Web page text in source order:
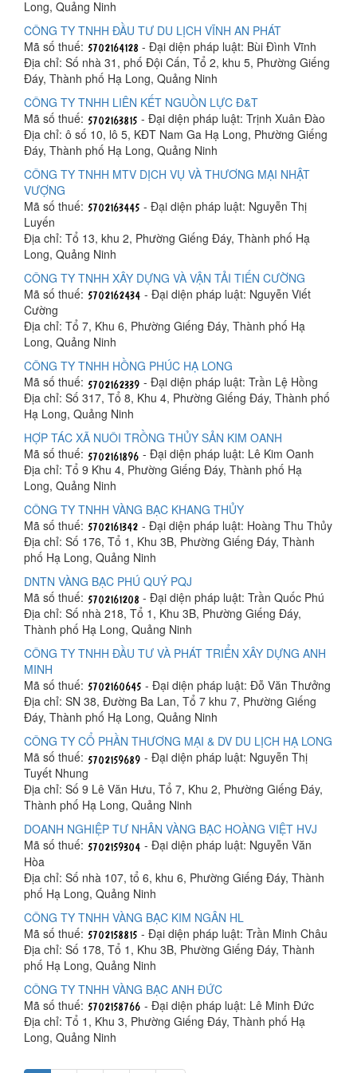
Long, Quảng Ninh
CÔNG TY TNHH ĐẦU TƯ DU LỊCH VĨNH AN PHÁT
Mã số thuế:
- Đại diện pháp luật: Bùi Đình Vĩnh
Địa chỉ: Số nhà 31, phố Đội Cấn, Tổ 2, khu 5, Phường Giếng
Đáy, Thành phố Hạ Long, Quảng Ninh
CÔNG TY TNHH LIÊN KẾT NGUỒN LỰC Đ&T
Mã số thuế:
- Đại diện pháp luật: Trịnh Xuân Đào
Địa chỉ: ô số 10, lô 5, KĐT Nam Ga Hạ Long, Phường Giếng
Đáy, Thành phố Hạ Long, Quảng Ninh
CÔNG TY TNHH MTV DỊCH VỤ VÀ THƯƠNG MẠI NHẬT
VƯỢNG
Mã số thuế:
- Đại diện pháp luật: Nguyễn Thị
Luyến
Địa chỉ: Tổ 13, khu 2, Phường Giếng Đáy, Thành phố Hạ
Long, Quảng Ninh
CÔNG TY TNHH XÂY DỰNG VÀ VẬN TẢI TIẾN CƯỜNG
Mã số thuế:
- Đại diện pháp luật: Nguyễn Viết
Cường
Địa chỉ: Tổ 7, Khu 6, Phường Giếng Đáy, Thành phố Hạ
Long, Quảng Ninh
CÔNG TY TNHH HỒNG PHÚC HẠ LONG
Mã số thuế:
- Đại diện pháp luật: Trần Lệ Hồng
Địa chỉ: Số 317, Tổ 8, Khu 4, Phường Giếng Đáy, Thành phố
Hạ Long, Quảng Ninh
HỢP TÁC XÃ NUÔI TRỒNG THỦY SẢN KIM OANH
Mã số thuế:
- Đại diện pháp luật: Lê Kim Oanh
Địa chỉ: Tổ 9 Khu 4, Phường Giếng Đáy, Thành phố Hạ
Long, Quảng Ninh
CÔNG TY TNHH VÀNG BẠC KHANG THỦY
Mã số thuế:
- Đại diện pháp luật: Hoàng Thu Thủy
Địa chỉ: Số 176, Tổ 1, Khu 3B, Phường Giếng Đáy, Thành
phố Hạ Long, Quảng Ninh
DNTN VÀNG BẠC PHÚ QUÝ PQJ
Mã số thuế:
- Đại diện pháp luật: Trần Quốc Phú
Địa chỉ: Số nhà 218, Tổ 1, Khu 3B, Phường Giếng Đáy,
Thành phố Hạ Long, Quảng Ninh
CÔNG TY TNHH ĐẦU TƯ VÀ PHÁT TRIỂN XÂY DỰNG ANH
MINH
Mã số thuế:
- Đại diện pháp luật: Đỗ Văn Thưởng
Địa chỉ: SN 38, Đường Ba Lan, Tổ 7 khu 7, Phường Giếng
Đáy, Thành phố Hạ Long, Quảng Ninh
CÔNG TY CỔ PHẦN THƯƠNG MẠI & DV DU LỊCH HẠ LONG
Mã số thuế:
- Đại diện pháp luật: Nguyễn Thị
Tuyết Nhung
Địa chỉ: Số 9 Lê Văn Hưu, Tổ 7, Khu 2, Phường Giếng Đáy,
Thành phố Hạ Long, Quảng Ninh
DOANH NGHIỆP TƯ NHÂN VÀNG BẠC HOÀNG VIỆT HVJ
Mã số thuế:
- Đại diện pháp luật: Nguyễn Văn
Hòa
Địa chỉ: Số nhà 107, tổ 6, khu 6, Phường Giếng Đáy, Thành
phố Hạ Long, Quảng Ninh
CÔNG TY TNHH VÀNG BẠC KIM NGÂN HL
Mã số thuế:
- Đại diện pháp luật: Trần Minh Châu
Địa chỉ: Số 178, Tổ 1, Khu 3B, Phường Giếng Đáy, Thành
phố Hạ Long, Quảng Ninh
CÔNG TY TNHH VÀNG BẠC ANH ĐỨC
Mã số thuế:
- Đại diện pháp luật: Lê Minh Đức
Địa chỉ: Tổ 1, Khu 3, Phường Giếng Đáy, Thành phố Hạ
Long, Quảng Ninh